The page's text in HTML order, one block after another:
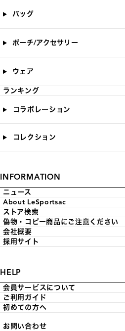
バッグ
ポーチ/アクセサリー
ウェア
ランキング
コラボレーション
コレクション
INFORMATION
ニュース
About LeSportsac
ストア検索
偽物・コピー商品にご注意ください
会社概要
採用サイト
HELP
会員サービスについて
ご利用ガイド
初めての方へ
お問い合わせ